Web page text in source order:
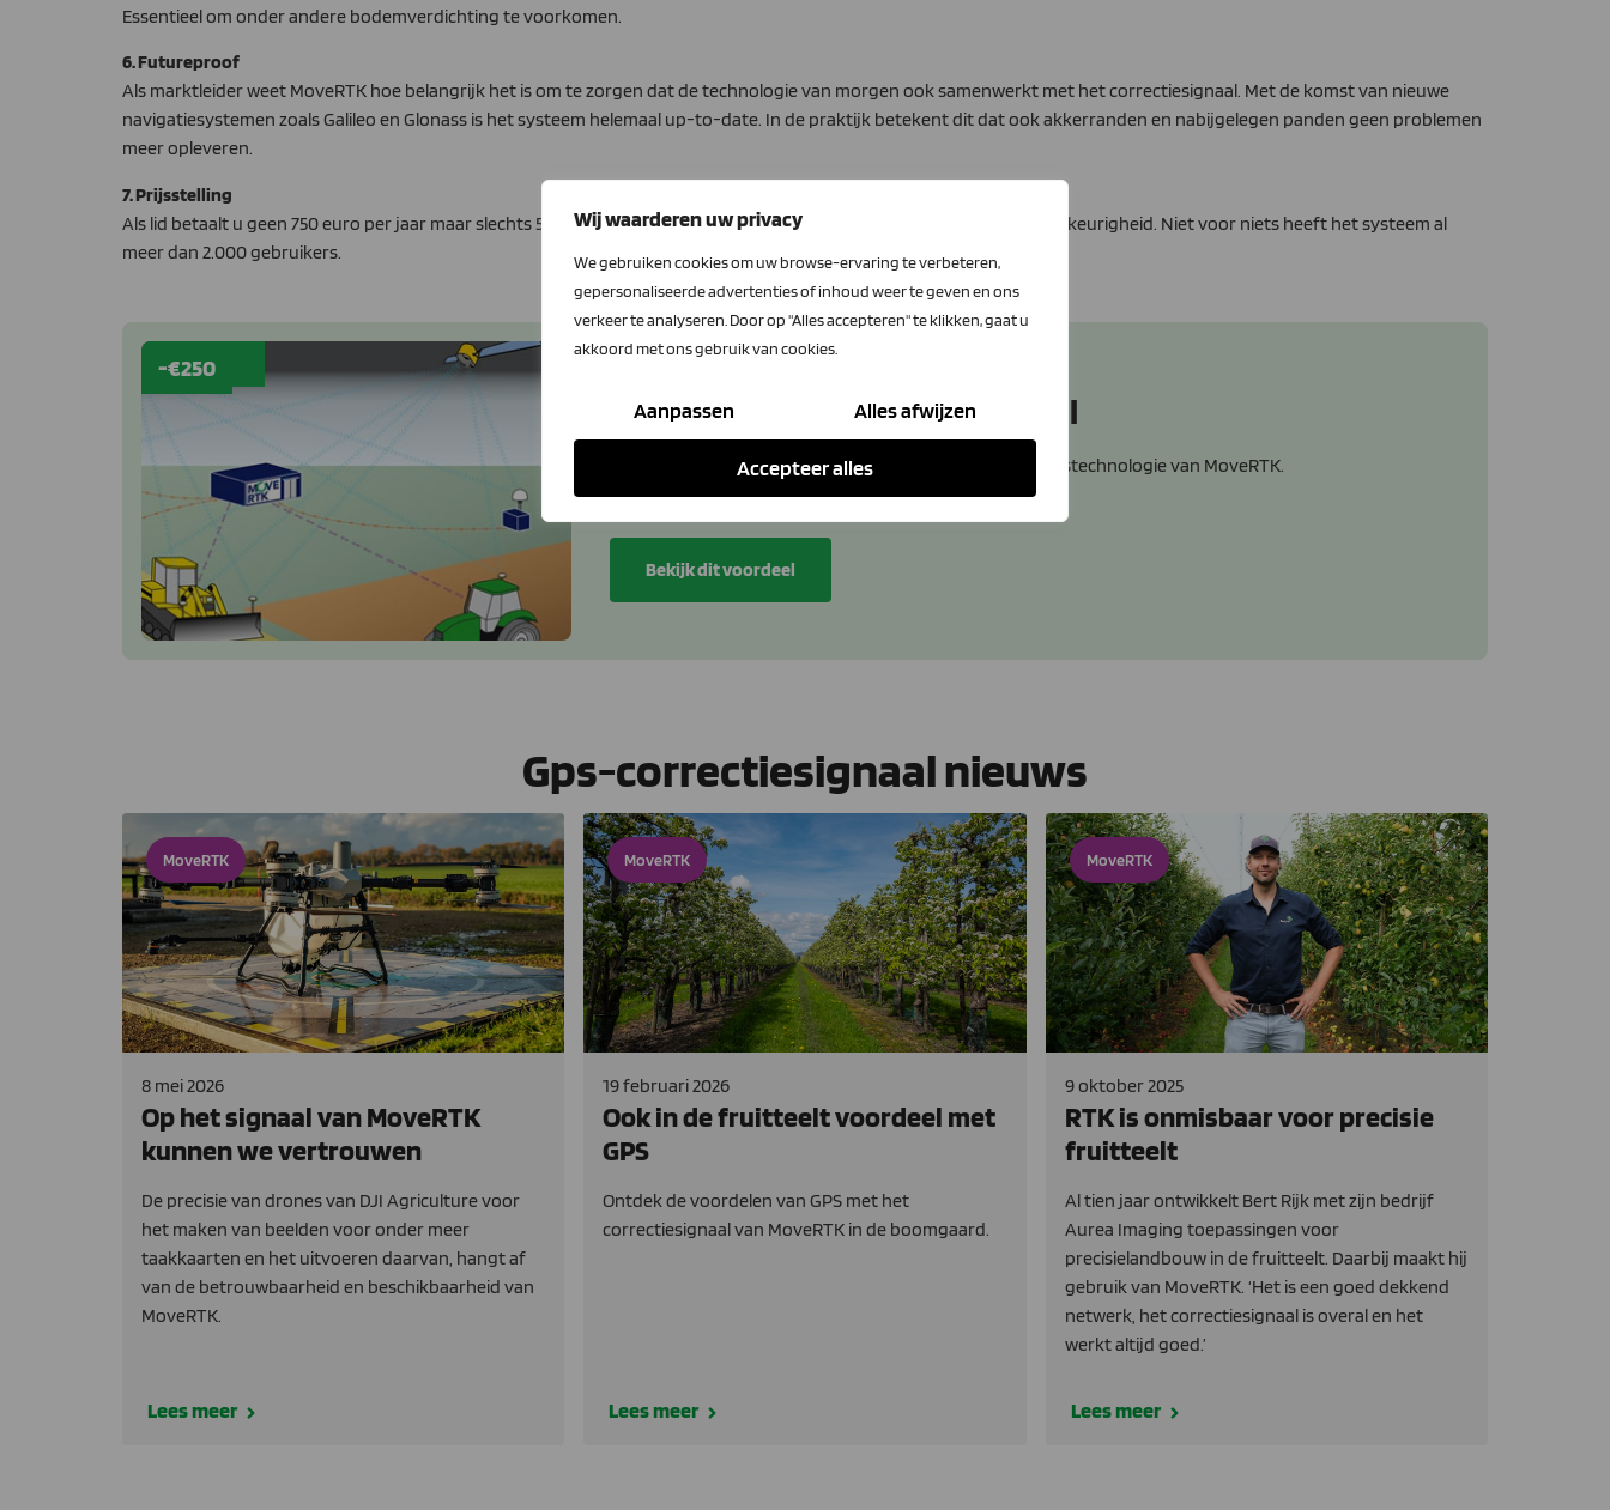
Wij waarderen uw privacy
We gebruiken cookies om uw browse-ervaring te verbeteren,
gepersonaliseerde advertenties of inhoud weer te geven en ons
verkeer te analyseren. Door op "Alles accepteren" te klikken, gaat u
akkoord met ons gebruik van cookies.
Aanpassen Alles afwijzen
Accepteer alles
Essentieel om onder andere bodemverdichting te voorkomen.
6. Futureproof
Als marktleider weet MoveRTK hoe belangrijk het is om te zorgen dat de technologie van morgen ook samenwerkt met het correctiesignaal. Met de komst van nieuwe
navigatiesystemen zoals Galileo en Glonass is het systeem helemaal up-to-date. In de praktijk betekent dit dat ook akkerranden en nabijgelegen panden geen problemen
meer opleveren.
7. Prijsstelling
Als lid betaalt u geen 750 euro per jaar maar slechts 500 euro, inclusief de simkaart. Een scherpe prijs voor zoveel nauwkeurigheid. Niet voor niets heeft het systeem al
meer dan 2.000 gebruikers.
-€250
MoveRTK - GPS correctiesignaal
Leden krijgen 250,- korting per jaar op de plaatsbepalingstechnologie van MoveRTK.
Bekijk dit voordeel
Gps-correctiesignaal nieuws
MoveRTK
8 mei 2026
Op het signaal van MoveRTK
kunnen we vertrouwen
De precisie van drones van DJI Agriculture voor
het maken van beelden voor onder meer
taakkaarten en het uitvoeren daarvan, hangt af
van de betrouwbaarheid en beschikbaarheid van
MoveRTK.
Lees meer
MoveRTK
19 februari 2026
Ook in de fruitteelt voordeel met
GPS
Ontdek de voordelen van GPS met het
correctiesignaal van MoveRTK in de boomgaard.
Lees meer
MoveRTK
9 oktober 2025
RTK is onmisbaar voor precisie
fruitteelt
Al tien jaar ontwikkelt Bert Rijk met zijn bedrijf
Aurea Imaging toepassingen voor
precisielandbouw in de fruitteelt. Daarbij maakt hij
gebruik van MoveRTK. ‘Het is een goed dekkend
netwerk, het correctiesignaal is overal en het
werkt altijd goed.’
Lees meer